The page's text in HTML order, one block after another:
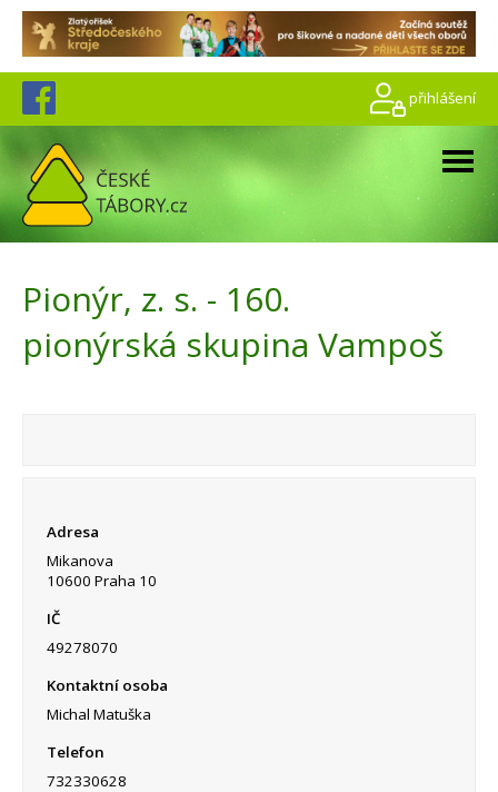
přihlášení
Pionýr, z. s. - 160.
pionýrská skupina Vampoš
Adresa
Mikanova
10600 Praha 10
IČ
49278070
Kontaktní osoba
Michal Matuška
Telefon
732330628